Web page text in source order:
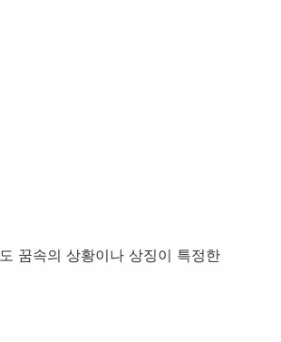
꿈속의 상황이나 상징이 특정한